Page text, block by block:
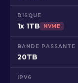
DISQUE
1x 1TB NVME
BANDE PASSANTE
20TB
IPV6